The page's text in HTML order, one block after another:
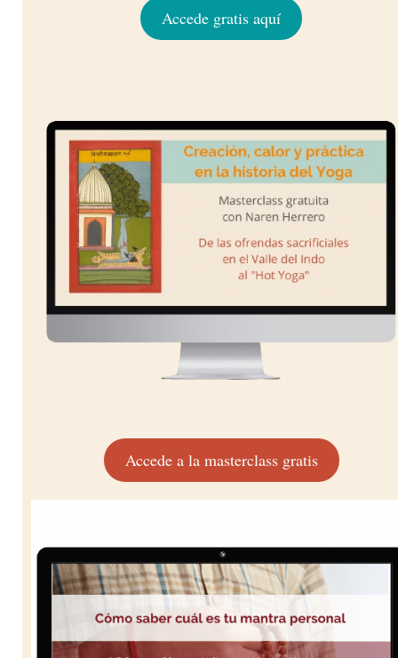
Accede gratis aquí
Accede a la masterclass gratis